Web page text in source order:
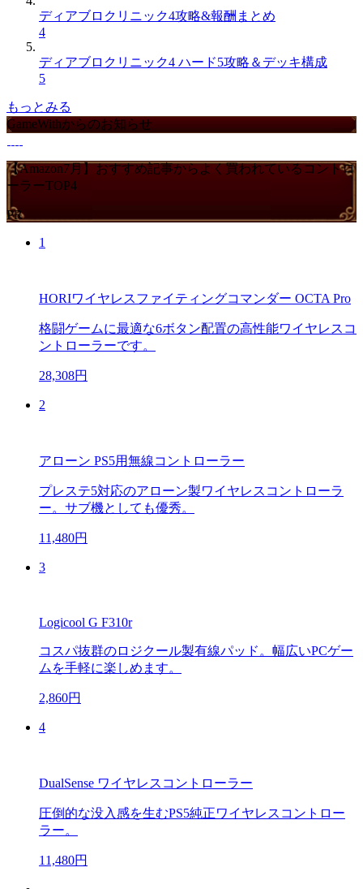
ディアブロクリニック4攻略&報酬まとめ
4
ディアブロクリニック4 ハード5攻略＆デッキ構成
5
もっとみる
GameWithからのお知らせ
【Amazon7月】おすすめ記事からよく買われているコントロ
ーラーTOP4
PR
1
HORIワイヤレスファイティングコマンダー OCTA Pro
格闘ゲームに最適な6ボタン配置の高性能ワイヤレスコ
ントローラーです。
28,308円
2
アローン PS5用無線コントローラー
プレステ5対応のアローン製ワイヤレスコントローラ
ー。サブ機としても優秀。
11,480円
3
Logicool G F310r
コスパ抜群のロジクール製有線パッド。幅広いPCゲー
ムを手軽に楽しめます。
2,860円
4
DualSense ワイヤレスコントローラー
圧倒的な没入感を生むPS5純正ワイヤレスコントロー
ラー。
11,480円